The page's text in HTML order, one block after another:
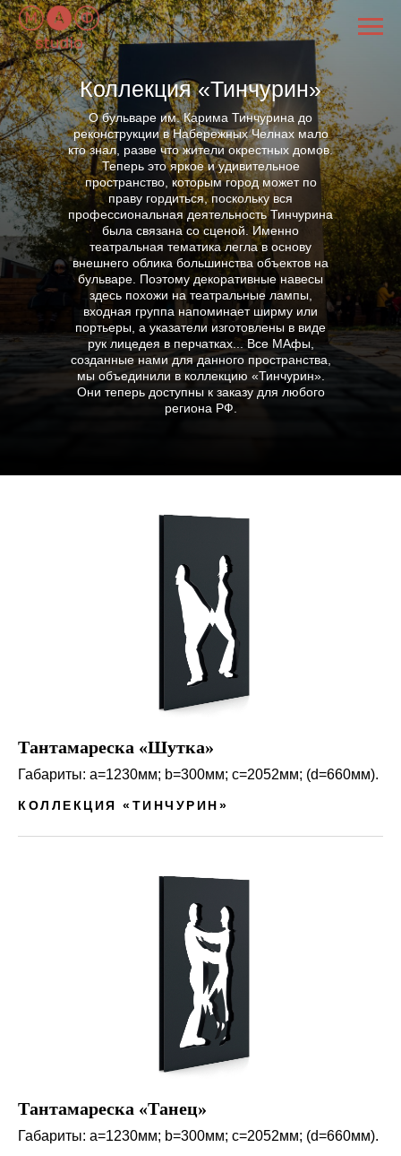
Коллекция «Тинчурин»
О бульваре им. Карима Тинчурина до
реконструкции в Набережных Челнах мало
кто знал, разве что жители окрестных домов.
Теперь это яркое и удивительное
пространство, которым город может по
праву гордиться, поскольку вся
профессиональная деятельность Тинчурина
была связана со сценой. Именно
театральная тематика легла в основу
внешнего облика большинства объектов на
бульваре. Поэтому декоративные навесы
здесь похожи на театральные лампы,
входная группа напоминает ширму или
портьеры, а указатели изготовлены в виде
рук лицедея в перчатках... Все МАфы,
созданные нами для данного пространства,
мы объединили в коллекцию «Тинчурин».
Они теперь доступны к заказу для любого
региона РФ.
Тантамареска «Шутка»
Габариты: a=1230мм; b=300мм; c=2052мм; (d=660мм).
КОЛЛЕКЦИЯ «ТИНЧУРИН»
Тантамареска «Танец»
Габариты: a=1230мм; b=300мм; c=2052мм; (d=660мм).